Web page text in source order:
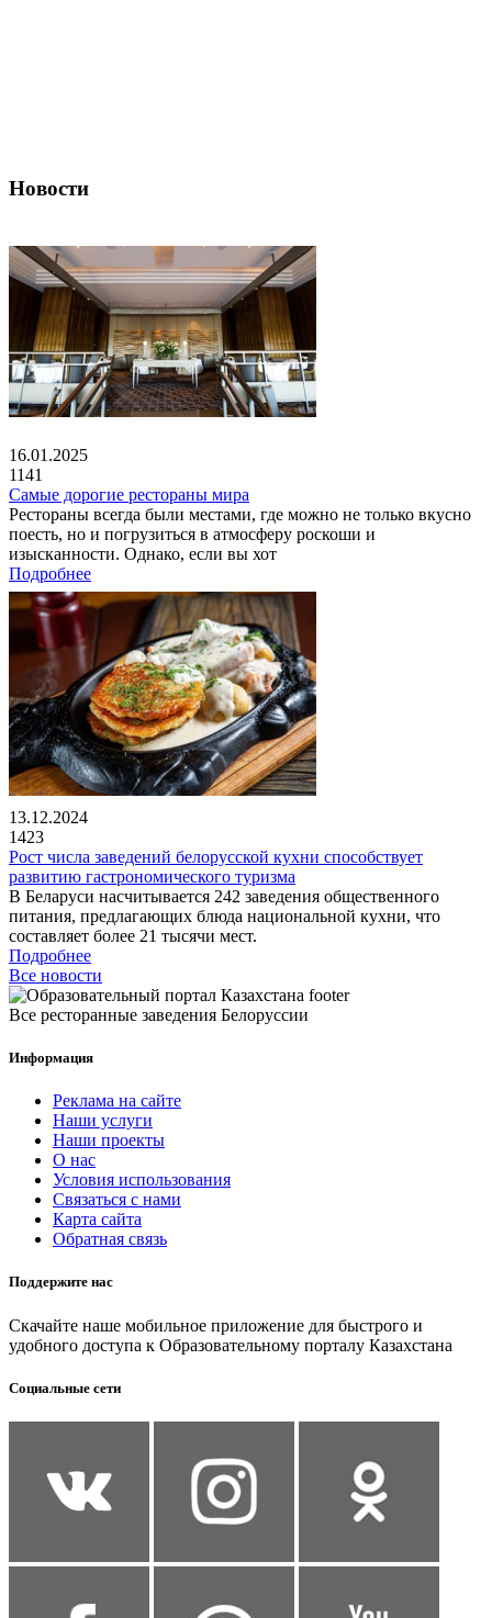
Новости
16.01.2025
1141
Самые дорогие рестораны мира
Рестораны всегда были местами, где можно не только вкусно
поесть, но и погрузиться в атмосферу роскоши и
изысканности. Однако, если вы хот
Подробнее
13.12.2024
1423
Рост числа заведений белорусской кухни способствует
развитию гастрономического туризма
В Беларуси насчитывается 242 заведения общественного
питания, предлагающих блюда национальной кухни, что
составляет более 21 тысячи мест.
Подробнее
Все новости
Все ресторанные заведения Белоруссии
Информация
Реклама на сайте
Наши услуги
Наши проекты
О нас
Условия использования
Связаться с нами
Карта сайта
Обратная связь
Поддержите нас
Скачайте наше мобильное приложение для быстрого и
удобного доступа к Образовательному порталу Казахстана
Социальные сети